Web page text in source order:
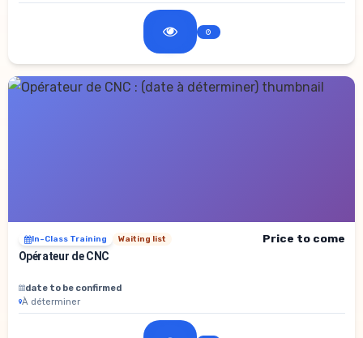
In-Class Training Waiting list
Price to come
Opérateur de CNC
date to be confirmed
À déterminer